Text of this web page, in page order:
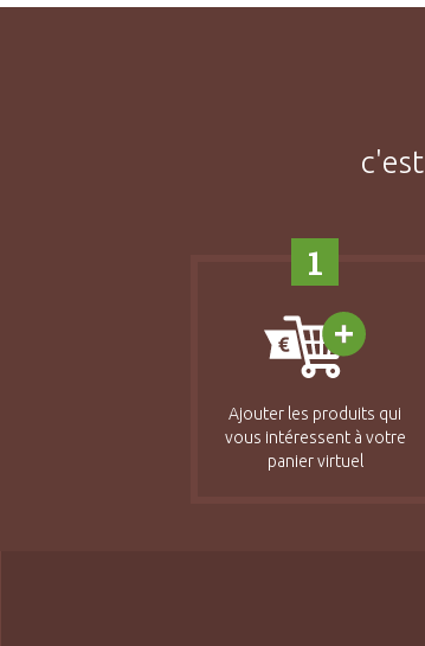
c'est
1
Ajouter les produits qui
vous intéressent à votre
panier virtuel